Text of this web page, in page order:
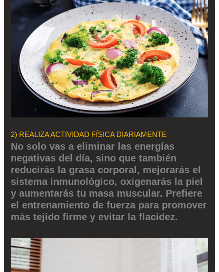
2) REALIZA ACTIVIDAD FÍSICA DIARIAMENTE
No solo vas a eliminar las energías
negativas del día, sino que también
reducirás la grasa corporal, mejorarás el
sistema inmunológico, oxigenarás la piel
y aumentarás tu masa muscular. Prefiere
el entrenamiento de fuerza para promover
más tejido firme y evitar la flacidez.